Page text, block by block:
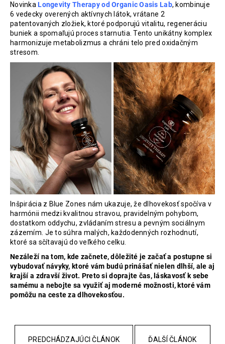
Novinka Longevity Therapy od Organic Oasis Lab, kombinuje
6 vedecky overených aktívnych látok, vrátane 2
patentovaných zložiek, ktoré podporujú vitalitu, regeneráciu
buniek a spomaľujú proces starnutia. Tento unikátny komplex
harmonizuje metabolizmus a chráni telo pred oxidačným
stresom.
Inšpirácia z Blue Zones nám ukazuje, že dlhovekosť spočíva v
harmónii medzi kvalitnou stravou, pravidelným pohybom,
dostatkom oddychu, zvládaním stresu a pevným sociálnym
zázemím. Je to súhra malých, každodenných rozhodnutí,
ktoré sa sčítavajú do veľkého celku.
Nezáleží na tom, kde začnete, dôležité je začať a postupne si
vybudovať návyky, ktoré vám budú prinášať nielen dlhší, ale aj
krajší a zdravší život. Preto si doprajte čas, láskavosť k sebe
samému a nebojte sa využiť aj moderné možnosti, ktoré vám
pomôžu na ceste za dlhovekosťou.
PREDCHÁDZAJÚCI ČLÁNOK ĎALŠÍ ČLÁNOK